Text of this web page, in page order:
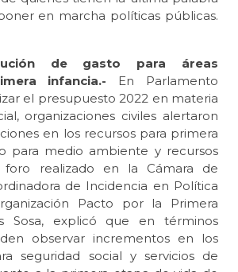
en marcha políticas públicas.
de gasto para áreas
infancia.- En Parlamento
el presupuesto 2022 en materia
organizaciones civiles alertaron
en los recursos para primera
para medio ambiente y recursos
foro realizado en la Cámara de
de Incidencia en Política
Pacto por la Primera
Sosa, explicó que en términos
observar incrementos en los
seguridad social y servicios de